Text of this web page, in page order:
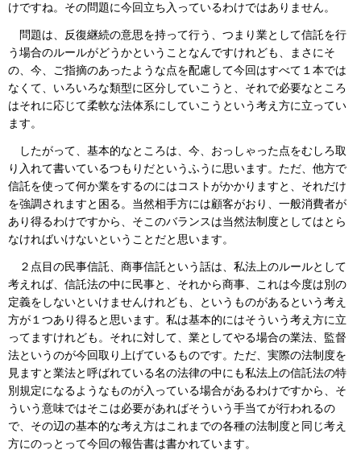
けですね。その問題に今回立ち入っているわけではありません。
問題は、反復継続の意思を持って行う、つまり業として信託を行
う場合のルールがどうかということなんですけれども、まさにそ
の、今、ご指摘のあったような点を配慮して今回はすべて１本では
なくて、いろいろな類型に区分していこうと、それで必要なところ
はそれに応じて柔軟な法体系にしていこうという考え方に立ってい
ます。
したがって、基本的なところは、今、おっしゃった点をむしろ取
り入れて書いているつもりだというふうに思います。ただ、他方で
信託を使って何か業をするのにはコストがかかりますと、それだけ
を強調されますと困る。当然相手方には顧客がおり、一般消費者が
あり得るわけですから、そこのバランスは当然法制度としてはとら
なければいけないということだと思います。
２点目の民事信託、商事信託という話は、私法上のルールとして
考えれば、信託法の中に民事と、それから商事、これは今度は別の
定義をしないといけませんけれども、というものがあるという考え
方が１つあり得ると思います。私は基本的にはそういう考え方に立
ってますけれども。それに対して、業としてやる場合の業法、監督
法というのが今回取り上げているものです。ただ、実際の法制度を
見ますと業法と呼ばれている名の法律の中にも私法上の信託法の特
別規定になるようなものが入っている場合があるわけですから、そ
ういう意味ではそこは必要があればそういう手当てが行われるの
で、その辺の基本的な考え方はこれまでの各種の法制度と同じ考え
方にのっとって今回の報告書は書かれています。